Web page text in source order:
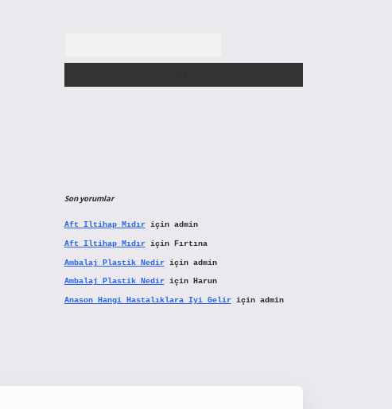
Son yorumlar
Aft Iltihap Mıdıriçin admin
Aft Iltihap Mıdıriçin Fırtına
Ambalaj Plastik Nediriçin admin
Ambalaj Plastik Nediriçin Harun
Anason Hangi Hastalıklara Iyi Geliriçin admin